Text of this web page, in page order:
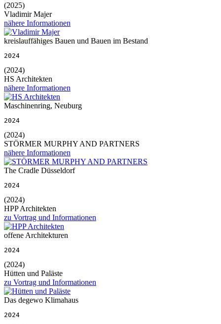
(2025)
Vladimir Majer
nähere Informationen
kreislauffähiges Bauen und Bauen im Bestand
2024
(2024)
HS Architekten
nähere Informationen
Maschinenring, Neuburg
2024
(2024)
STÖRMER MURPHY AND PARTNERS
nähere Informationen
The Cradle Düsseldorf
2024
(2024)
HPP Architekten
zu Vortrag und Informationen
offene Architekturen
2024
(2024)
Hütten und Paläste
zu Vortrag und Informationen
Das degewo Klimahaus
2024